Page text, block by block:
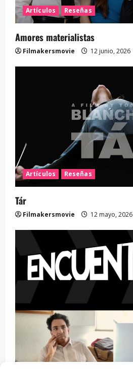
Artículos Reseñas
Amores materialistas
Filmakersmovie 12 junio, 2026
Artículos Reseñas
Tár
Filmakersmovie 12 mayo, 2026